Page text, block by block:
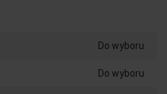
Do wyboru
Do wyboru